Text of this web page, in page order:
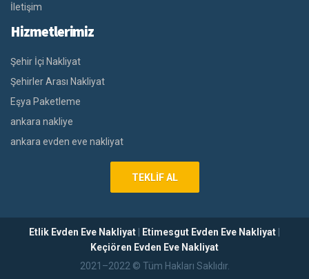
İletişim
Hizmetlerimiz
Şehir İçi Nakliyat
Şehirler Arası Nakliyat
Eşya Paketleme
ankara nakliye
ankara evden eve nakliyat
TEKLIF AL
Etlik Evden Eve Nakliyat | Etimesgut Evden Eve Nakliyat |
Keçiören Evden Eve Nakliyat
2021–2022 © Tüm Hakları Saklıdır.